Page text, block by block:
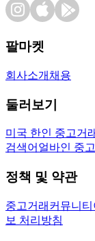
팔마켓
회사소개 채용
둘러보기
미국 한인 중고거
검색어 얼바인 중
정책 및 약관
중고거래 커뮤니티
보 처리방침